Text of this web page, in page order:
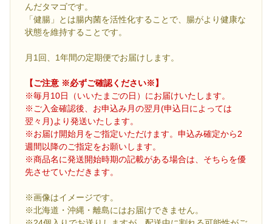
んだタマゴです。
「健腸」とは腸内菌を活性化することで、腸がより健康な
状態を維持することです。
月1回、1年間の定期便でお届けします。
【ご注意 ※必ずご確認ください※】
※毎月10日（いいたまごの日）にお届けいたします。
※ご入金確認後、お申込み月の翌月(申込日によっては
翌々月)より発送いたします。
※お届け開始月をご指定いただけます。申込み確定から2
週間以降のご指定をお願いします。
※商品名に発送開始時期の記載がある場合は、そちらを優
先させていただきます。
※画像はイメージです。
※北海道・沖縄・離島にはお届けできません。